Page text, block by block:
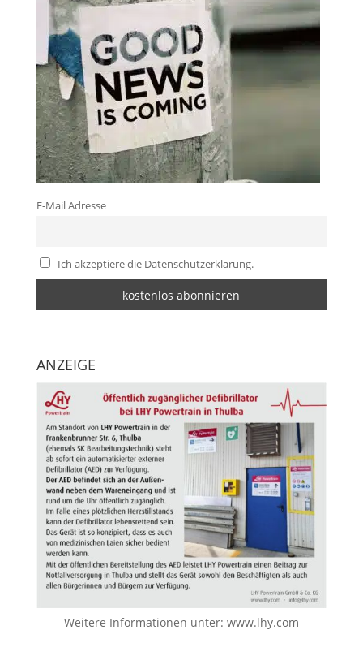
E-Mail Adresse
Ich akzeptiere die Datenschutzerklärung.
ANZEIGE
Weitere Informationen unter: www.lhy.com